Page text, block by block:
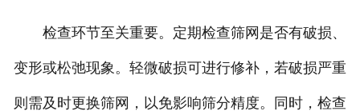
检查环节至关重要。定期检查筛网是否有破损、
变形或松弛现象。轻微破损可进行修补，若破损严重
则需及时更换筛网，以免影响筛分精度。同时，检查